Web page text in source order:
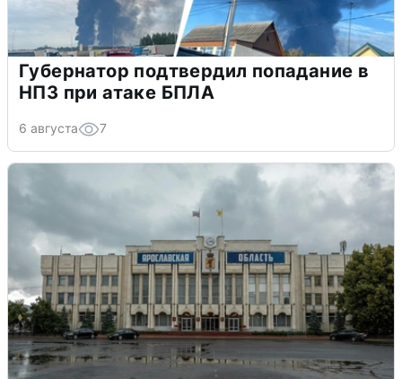
Губернатор подтвердил попадание в
НПЗ при атаке БПЛА
6 августа 7